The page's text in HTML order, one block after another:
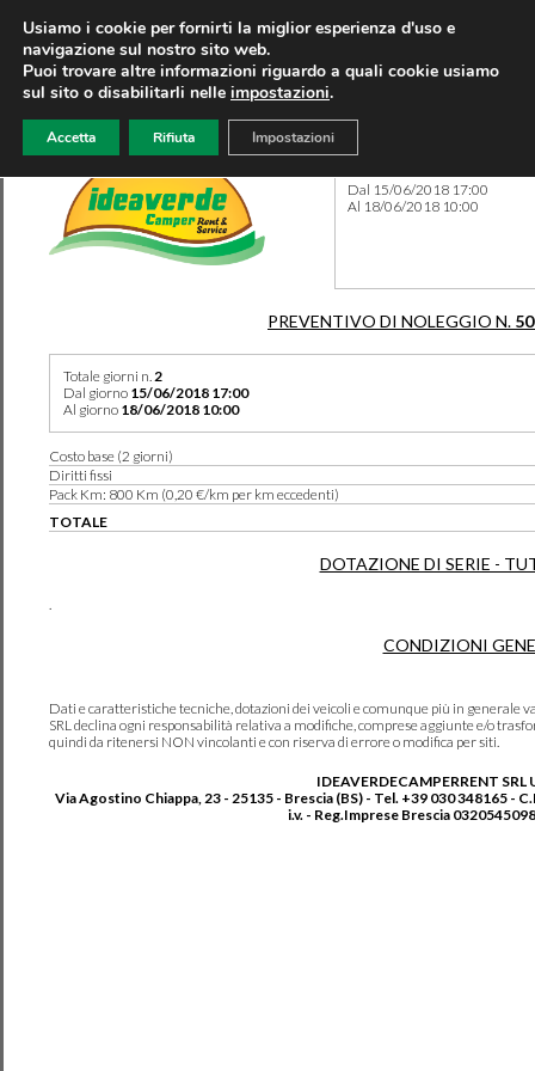
Dal 15/06/2018 17:00
Al 18/06/2018 10:00
PREVENTIVO DI NOLEGGIO N.
Totale giorni n.2
Dal giorno 15/06/2018 17:00
Al giorno 18/06/2018 10:00
Costo base (2 giorni)
Diritti fissi
Pack Km: 800 Km (0,20 €/km per km eccedenti)
TOTALE
DOTAZIONE DI SERIE -
.
CONDIZIONI
Dati e caratteristiche tecniche, dotazioni dei veicoli e comunque più in generale
SRL declina ogni responsabilità relativa a modifiche, comprese aggiunte e/o
quindi da ritenersi NON vincolanti e con riserva di errore o modifica per siti.
IDEAVERDECAMPERRENT SRL
Via Agostino Chiappa, 23 - 25135 - Brescia (BS) - Tel. +39 030 348165 -
i.v. - Reg.Imprese Brescia
Usiamo i cookie per fornirti la miglior esperienza d'uso e
navigazione sul nostro sito web.
Puoi trovare altre informazioni riguardo a quali cookie usiamo
sul sito o disabilitarli nelle impostazioni.
Accetta Rifiuta Impostazioni